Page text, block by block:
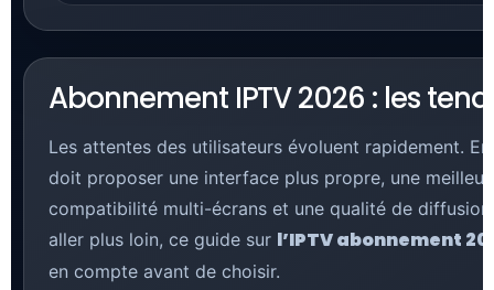
Abonnement IPTV 2026 : les
Les attentes des utilisateurs évoluent rapidement.
doit proposer une interface plus propre, une
compatibilité multi-écrans et une qualité de
aller plus loin, ce guide sur l’IPTV abonnement
en compte avant de choisir.